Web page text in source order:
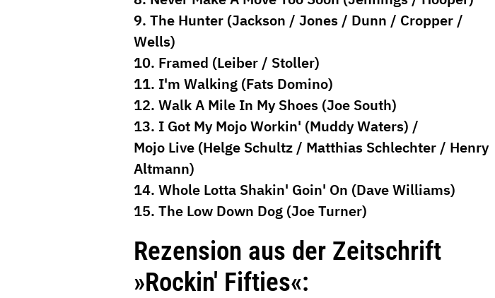
9. The Hunter (Jackson / Jones / Dunn / Cropper /
Wells)
10. Framed (Leiber / Stoller)
11. I'm Walking (Fats Domino)
12. Walk A Mile In My Shoes (Joe South)
13. I Got My Mojo Workin' (Muddy Waters) /
Mojo Live (Helge Schultz / Matthias Schlechter / Henry
Altmann)
14. Whole Lotta Shakin' Goin' On (Dave Williams)
15. The Low Down Dog (Joe Turner)
Rezension aus der Zeitschrift
»Rockin' Fifties«: